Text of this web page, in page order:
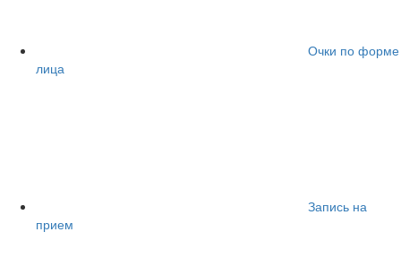
Очки по форме
лица
Запись на
прием